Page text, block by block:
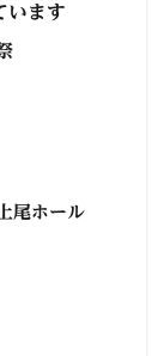
います
尾ホール